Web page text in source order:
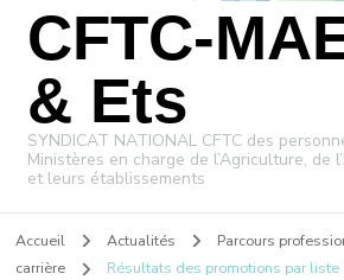
CFTC-
& Ets
SYNDICAT NATIONAL CFTC des
Ministères en charge de l’Agriculture, de
et leurs établissements
Accueil Actualités Parcours
carrière
Résultats des promotions par liste